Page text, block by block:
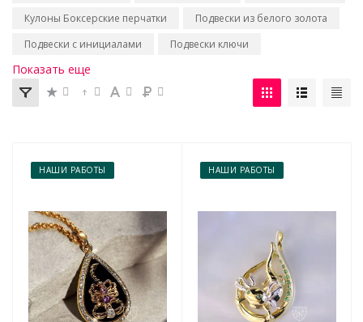
Кулоны Боксерские перчатки
Подвески из белого золота
Подвески с инициалами
Подвески ключи
Показать еще
НАШИ РАБОТЫ НАШИ РАБОТЫ